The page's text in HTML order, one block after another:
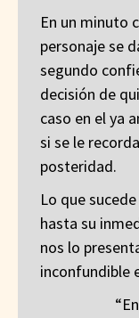
En un minuto
personaje se
segundo
decisión de
caso en el ya
si se le
posteridad.
Lo que
hasta su
nos lo
inconfundible